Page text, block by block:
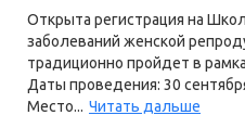
Открыта регистрация на
заболеваний женской
традиционно пройдет в
Даты проведения: 30
Место... Читать дальше